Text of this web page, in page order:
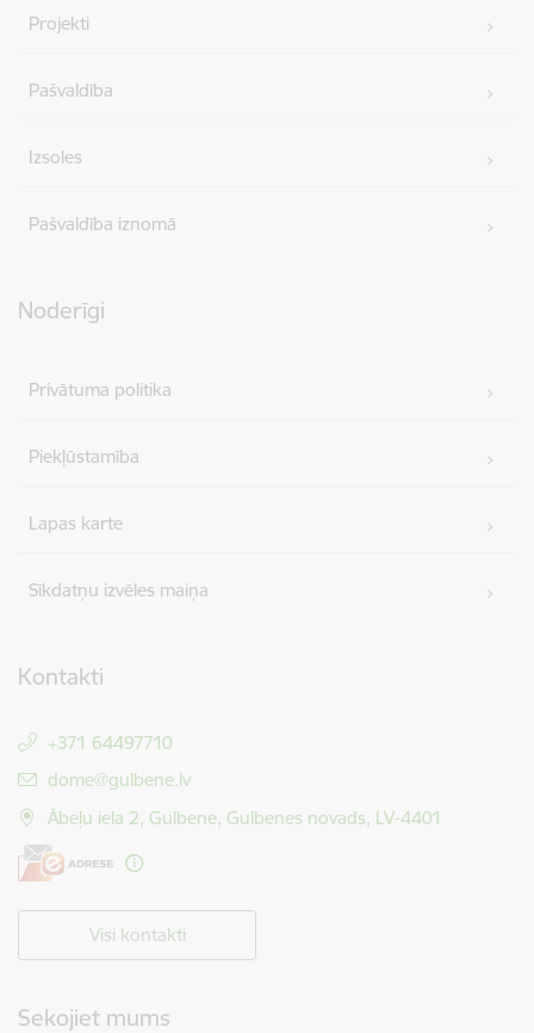
Projekti
Pašvaldība
Izsoles
Pašvaldība iznomā
Noderīgi
Privātuma politika
Piekļūstamība
Lapas karte
Sīkdatņu izvēles maiņa
Kontakti
+371 64497710
E-pasts:
dome@gulbene.lv
Ābeļu iela 2, Gulbene, Gulbenes novads, LV-4401
Visi kontakti
Sekojiet mums